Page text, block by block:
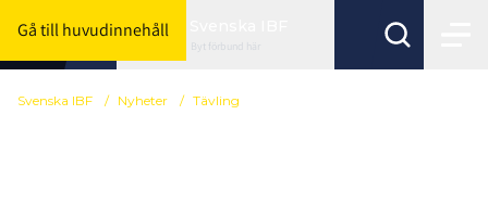
Gå till huvudinnehåll
Byt förbund här
Svenska IBF / Nyheter / Tävling